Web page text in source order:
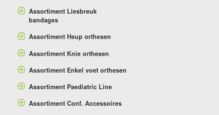
Assortiment Liesbreuk
bandages
Assortiment Heup orthesen
Assortiment Knie orthesen
Assortiment Enkel voet orthesen
Assortiment Paediatric Line
Assortiment Conf. Accessoires